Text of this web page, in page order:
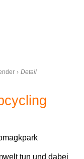
Detail
tun und dabei